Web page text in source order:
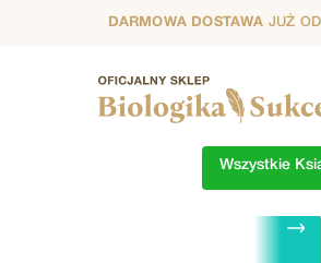
DARMOWA DOSTAWA JUŻ
Wszystkie